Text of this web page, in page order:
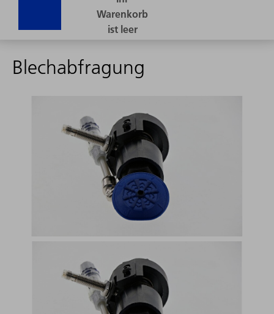
Blechabfragung